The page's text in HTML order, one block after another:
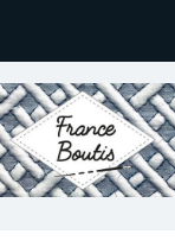
France
Le site de France